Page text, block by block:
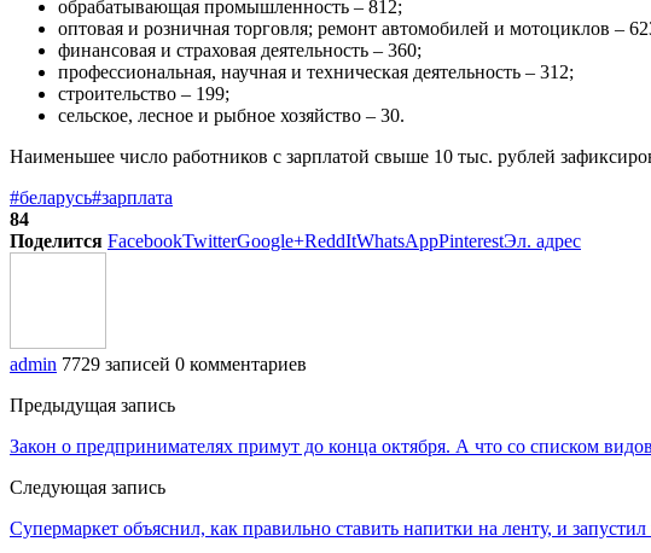
обрабатывающая промышленность – 812;
оптовая и розничная торговля; ремонт автомобилей и мотоциклов –
финансовая и страховая деятельность – 360;
профессиональная, научная и техническая деятельность – 312;
строительство – 199;
сельское, лесное и рыбное хозяйство – 30.
Наименьшее число работников с зарплатой свыше 10 тыс. рублей
#беларусь#зарплата
84
Поделится FacebookTwitterGoogle+ReddItWhatsAppPinterestЭл. адрес
admin 7729 записей 0 комментариев
Предыдущая запись
Закон о предпринимателях примут до конца октября. А что со списком
Следующая запись
Супермаркет объяснил, как правильно ставить напитки на ленту, и